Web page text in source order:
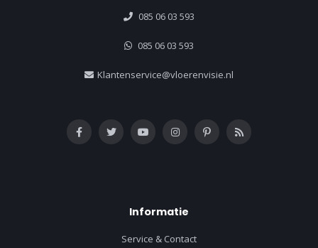
085 06 03 593
085 06 03 593
Klantenservice@vloerenvisie.nl
Informatie
Service & Contact